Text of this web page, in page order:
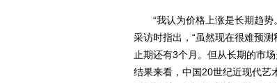
“我认为价格上涨是长期趋势
采访时指出，“虽然现在很难预
止期还有3个月。但从长期的市
结果来看，中国20世纪近现代艺